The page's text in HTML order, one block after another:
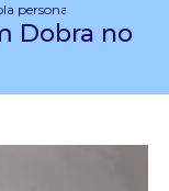
para empresa
personalizada com
Dobra no